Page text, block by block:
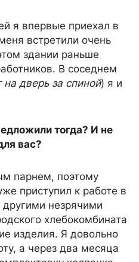
я впервые приехал в
встретили очень
здании раньше
В соседнем
на дверь за спиной) я и
тогда? И не
вас?
парнем, поэтому
приступил к работе в
незрячими
хлебокомбината
изделия. Я довольно
а через два месяца